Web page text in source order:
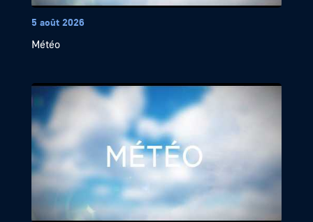
5 août 2026
Météo